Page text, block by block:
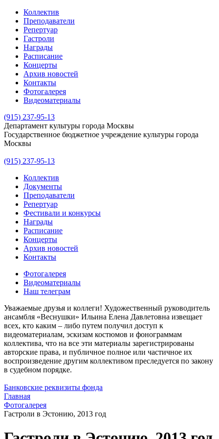
Коллектив
Преподаватели
Репертуар
Гастроли
Награды
Расписание
Концерты
Архив новостей
Контакты
Фотогалерея
Видеоматериалы
(915) 237-95-13
Департамент культуры города Москвы
Государственное бюджетное учреждение культуры города
Москвы
(915) 237-95-13
Коллектив
Документы
Преподаватели
Репертуар
Фестивали и конкурсы
Награды
Расписание
Концерты
Архив новостей
Контакты
Фотогалерея
Видеоматериалы
Наш телеграм
Уважаемые друзья и коллеги! Художественный руководитель
ансамбля «Веснушки» Ильина Елена Давлетовна извещает
всех, кто каким – либо путем получил доступ к
видеоматериалам, эскизам костюмов и фонограммам
коллектива, что на все эти материалы зарегистрированы
авторские права, и публичное полное или частичное их
воспроизведение другим коллективом преследуется по закону
в судебном порядке.
Банковские реквизиты фонда
Главная
Фотогалерея
Гастроли в Эстонию, 2013 год